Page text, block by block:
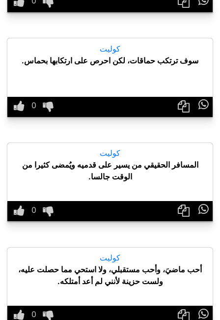
كوليت
سوف ترتكب حماقات، لكن احرص على ارتكابها بحماس.

كوليت
المسافر الحقيقي من يسير على قدميه ويُمضى كثيرا من
الوقت جالسا.

كوليت
أحب ماضيَ، وأحب مستقبلي، ولا استحي مما حصلت عليه،
ولست حزينة لأنني لم أعد أمتلكه.
